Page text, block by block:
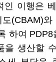
인 이행은
도(CBAM)
하여
을 생산할